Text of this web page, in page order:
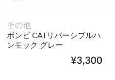
その他
ボンビ CATリバーシブルハ
ンモック グレー
¥3,300